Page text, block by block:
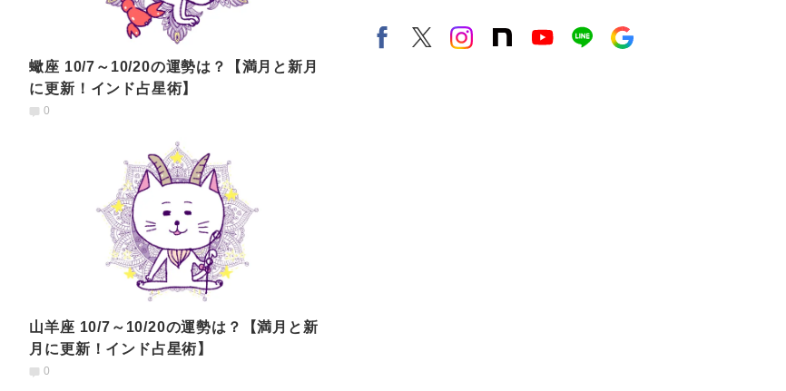
蠍座 10/7～10/20の運勢は？【満月と新月
に更新！インド占星術】
0
山羊座 10/7～10/20の運勢は？【満月と新
月に更新！インド占星術】
0
FacebookX（旧twitter）
instagram
note Youtubeline